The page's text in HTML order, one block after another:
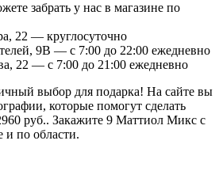
забрать у нас в магазине по
22 — круглосуточно
9В — с 7:00 до 22:00 ежедневно
22 — с 7:00 до 21:00 ежедневно
выбор для подарка! На сайте вы
которые помогут сделать
руб.. Закажите 9 Маттиол Микс с
и по области.